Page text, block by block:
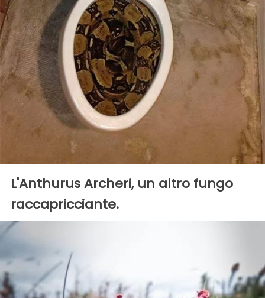
L'Anthurus Archeri, un altro fungo
raccapricciante.